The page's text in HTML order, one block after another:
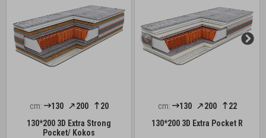
cm: 130 200
20
130*200 3D Extra Strong
Pocket/ Kokos
cm: 130 200
22
130*200 3D Extra Pocket R